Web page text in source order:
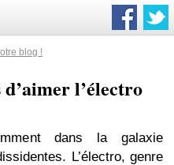
blog !
l’électro
dans la galaxie
L’électro, genre